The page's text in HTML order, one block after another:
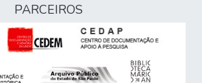
PARCEIROS